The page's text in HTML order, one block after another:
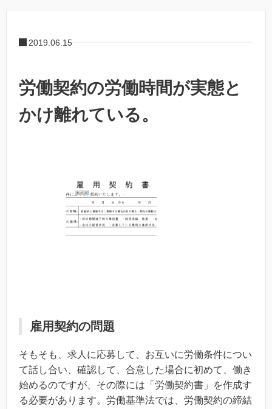
2019.06.15
労働契約の労働時間が実態と
かけ離れている。
雇用契約の問題
そもそも、求人に応募して、お互いに労働条件につい
て話し合い、確認して、合意した場合に初めて、働き
始めるのですが、その際には「労働契約書」を作成す
る必要があります。労働基準法では、労働契約の締結